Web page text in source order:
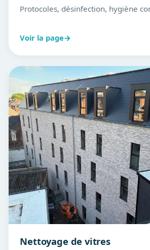
Protocoles, désinfection, hygiène
Voir la page→
Nettoyage de vitres